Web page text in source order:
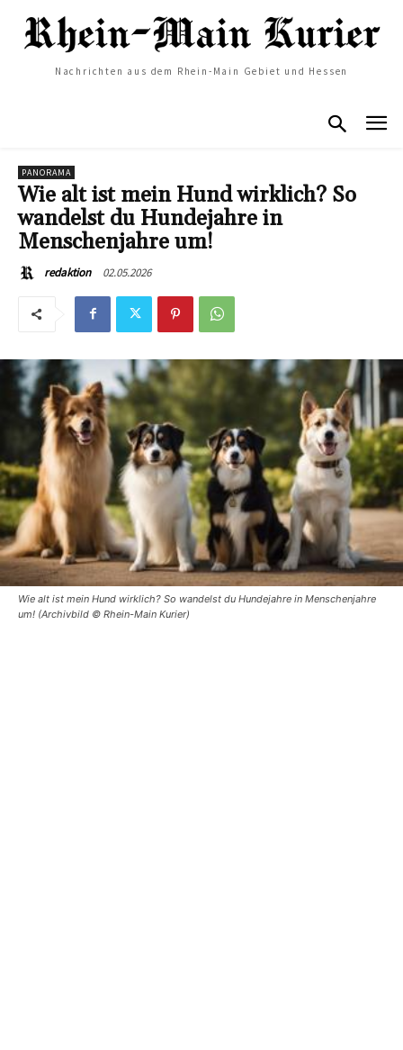
Nachrichten aus dem Rhein-Main Gebiet und Hessen
PANORAMA
Wie alt ist mein Hund wirklich? So
wandelst du Hundejahre in
Menschenjahre um!
redaktion 02.05.2026
Wie alt ist mein Hund wirklich? So wandelst du Hundejahre in Menschenjahre
um! (Archivbild © Rhein-Main Kurier)